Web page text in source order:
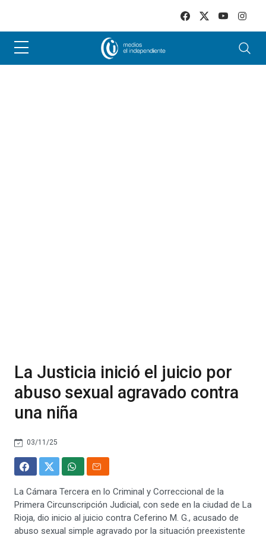
La Justicia inició el juicio por
abuso sexual agravado contra
una niña
03/11/25
La Cámara Tercera en lo Criminal y Correccional de la
Primera Circunscripción Judicial, con sede en la ciudad de La
Rioja, dio inicio al juicio contra Ceferino M. G., acusado de
abuso sexual simple agravado por la situación preexistente